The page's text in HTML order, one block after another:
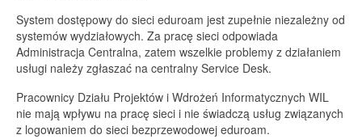
System dostępowy do sieci eduroam jest zupełnie niezależny od
systemów wydziałowych. Za pracę sieci odpowiada
Administracja Centralna, zatem wszelkie problemy z działaniem
usługi należy zgłaszać na centralny Service Desk.
Pracownicy Działu Projektów i Wdrożeń Informatycznych WIL
nie mają wpływu na pracę sieci i nie świadczą usług związanych
z logowaniem do sieci bezprzewodowej eduroam.